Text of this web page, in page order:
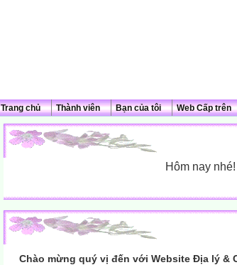
Trang chủ Thành viên Bạn của tôi Web Cấp trên
Hôm nay nhé!
Chào mừng quý vị đến với Website Địa lý &